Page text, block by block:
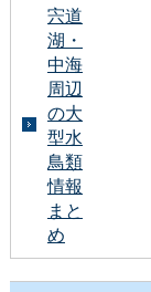
宍道
湖・
中海
周辺
の大
型水
鳥類
情報
まと
め